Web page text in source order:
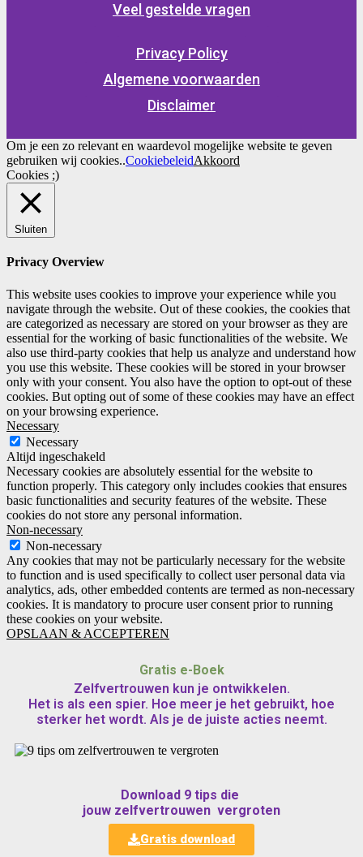
Veel gestelde vragen
Privacy Policy
Algemene voorwaarden
Disclaimer
Om je een zo relevant en waardevol mogelijke website te geven
gebruiken wij cookies..CookiebeleidAkkoord
Cookies ;)
Sluiten
Privacy Overview
This website uses cookies to improve your experience while you
navigate through the website. Out of these cookies, the cookies that
are categorized as necessary are stored on your browser as they are
essential for the working of basic functionalities of the website. We
also use third-party cookies that help us analyze and understand how
you use this website. These cookies will be stored in your browser
only with your consent. You also have the option to opt-out of these
cookies. But opting out of some of these cookies may have an effect
on your browsing experience.
Necessary
Necessary
Altijd ingeschakeld
Necessary cookies are absolutely essential for the website to
function properly. This category only includes cookies that ensures
basic functionalities and security features of the website. These
cookies do not store any personal information.
Non-necessary
Non-necessary
Any cookies that may not be particularly necessary for the website
to function and is used specifically to collect user personal data via
analytics, ads, other embedded contents are termed as non-necessary
cookies. It is mandatory to procure user consent prior to running
these cookies on your website.
OPSLAAN & ACCEPTEREN
Gratis e-Boek
Zelfvertrouwen kun je ontwikkelen.
Het is als een spier. Hoe meer je het gebruikt, hoe
sterker het wordt. Als je de juiste acties neemt.
Download 9 tips die
jouw zelfvertrouwen vergroten
Gratis download